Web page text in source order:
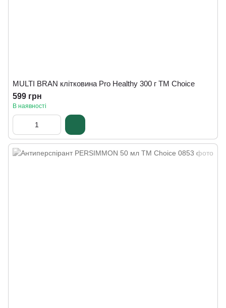
MULTI BRAN клітковина Pro Healthy 300 г ТМ Сhoice
599 грн
В наявності